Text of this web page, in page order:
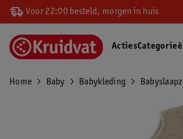
Voor 22:00 besteld, morgen in huis
Acties
Home Baby Babykleding